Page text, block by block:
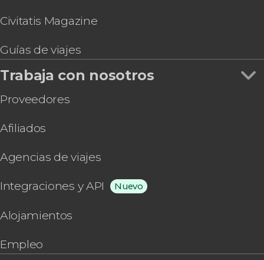
Civitatis Magazine
Guías de viajes
Trabaja con nosotros
Proveedores
Afiliados
Agencias de viajes
Integraciones y API Nuevo
Alojamientos
Empleo